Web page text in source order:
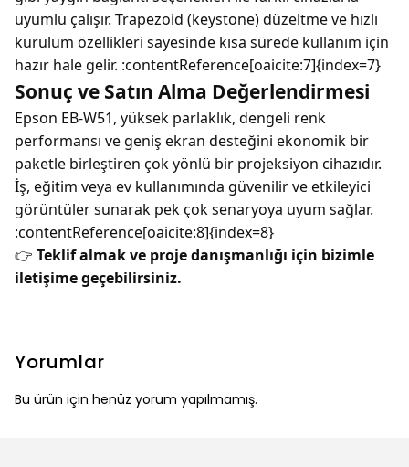
uyumlu çalışır. Trapezoid (keystone) düzeltme ve hızlı
kurulum özellikleri sayesinde kısa sürede kullanım için
hazır hale gelir. :contentReference[oaicite:7]{index=7}
Sonuç ve Satın Alma Değerlendirmesi
Epson EB-W51, yüksek parlaklık, dengeli renk
performansı ve geniş ekran desteğini ekonomik bir
paketle birleştiren çok yönlü bir projeksiyon cihazıdır.
İş, eğitim veya ev kullanımında güvenilir ve etkileyici
görüntüler sunarak pek çok senaryoya uyum sağlar.
:contentReference[oaicite:8]{index=8}
👉 Teklif almak ve proje danışmanlığı için bizimle
iletişime geçebilirsiniz.
Yorumlar
Bu ürün için henüz yorum yapılmamış.